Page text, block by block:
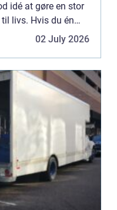
idé at gøre en stor
livs. Hvis du én
og dernæst sørget
02 July 2026